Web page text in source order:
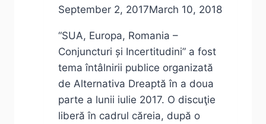
September 2, 2017March 10, 2018
“SUA, Europa, Romania –
Conjuncturi și Incertitudini” a fost
tema întâlnirii publice organizată
de Alternativa Dreaptă în a doua
parte a lunii iulie 2017. O discuţie
liberă în cadrul căreia, după o